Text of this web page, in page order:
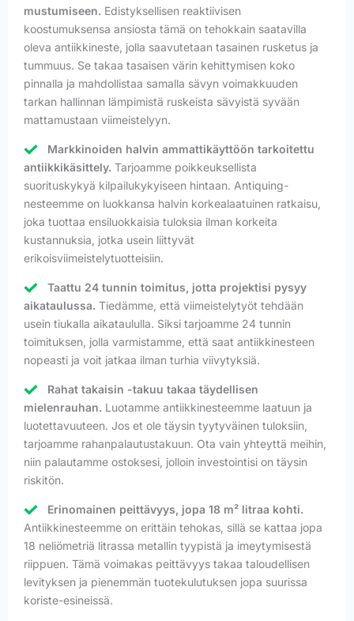
mustumiseen. Edistyksellisen reaktiivisen
koostumuksensa ansiosta tämä on tehokkain saatavilla
oleva antiikkineste, jolla saavutetaan tasainen rusketus ja
tummuus. Se takaa tasaisen värin kehittymisen koko
pinnalla ja mahdollistaa samalla sävyn voimakkuuden
tarkan hallinnan lämpimistä ruskeista sävyistä syvään
mattamustaan viimeistelyyn.
Markkinoiden halvin ammattikäyttöön tarkoitettu
antiikkikäsittely. Tarjoamme poikkeuksellista
suorituskykyä kilpailukykyiseen hintaan. Antiquing-
nesteemme on luokkansa halvin korkealaatuinen ratkaisu,
joka tuottaa ensiluokkaisia tuloksia ilman korkeita
kustannuksia, jotka usein liittyvät
erikoisviimeistelytuotteisiin.
Taattu 24 tunnin toimitus, jotta projektisi pysyy
aikataulussa. Tiedämme, että viimeistelytyöt tehdään
usein tiukalla aikataululla. Siksi tarjoamme 24 tunnin
toimituksen, jolla varmistamme, että saat antiikkinesteen
nopeasti ja voit jatkaa ilman turhia viivytyksiä.
Rahat takaisin -takuu takaa täydellisen
mielenrauhan. Luotamme antiikkinesteemme laatuun ja
luotettavuuteen. Jos et ole täysin tyytyväinen tuloksiin,
tarjoamme rahanpalautustakuun. Ota vain yhteyttä meihin,
niin palautamme ostoksesi, jolloin investointisi on täysin
riskitön.
Erinomainen peittävyys, jopa 18 m² litraa kohti.
Antiikkinesteemme on erittäin tehokas, sillä se kattaa jopa
18 neliömetriä litrassa metallin tyypistä ja imeytymisestä
riippuen. Tämä voimakas peittävyys takaa taloudellisen
levityksen ja pienemmän tuotekulutuksen jopa suurissa
koriste-esineissä.